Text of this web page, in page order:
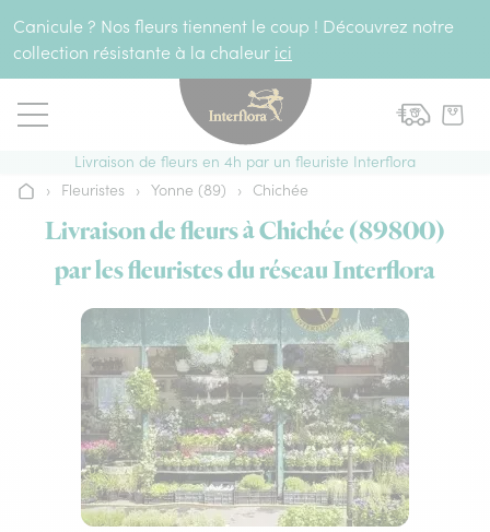
Canicule ? Nos fleurs tiennent le coup ! Découvrez notre
collection résistante à la chaleur ici
Livraison de fleurs en 4h par un fleuriste Interflora
Accueil
› Fleuristes › Yonne (89) › Chichée
Livraison de fleurs à Chichée (89800)
par les fleuristes du réseau Interflora